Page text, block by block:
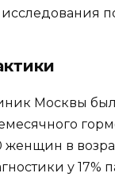
Москвы
женщин в
у 17%